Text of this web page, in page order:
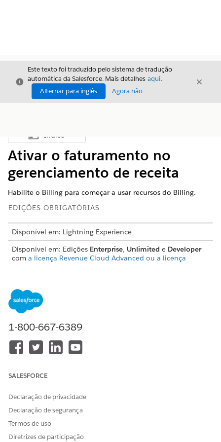
Fechar
Este texto foi traduzido pelo sistema de tradução
automática da Salesforce. Mais detalhes aqui.
Alternar para inglês
Agora não
Fechar
Mostrar índice
Índice
Ativar o faturamento no
gerenciamento de receita
Habilite o Billing para começar a usar recursos do Billing.
EDIÇÕES OBRIGATÓRIAS
Disponível em: Lightning Experience
Disponível em: Edições Enterprise, Unlimited e Developer
com a licença Revenue Cloud Advanced ou a licença
Para ativar o Billing:
IMPORTANTENão é possível ativar o Billing quando o
organização.
1-800-667-6389
SALESFORCE
Declaração de privacidade
Declaração de segurança
Termos de uso
Diretrizes de participação